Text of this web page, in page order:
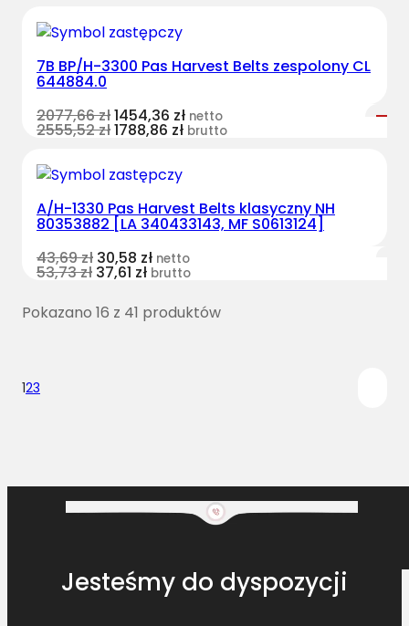
7B BP/H-3300 Pas Harvest Belts zespolony CL
644884.0
2077,66zł1454,36 zł netto
2555,52zł1788,86 zł brutto
A/H-1330 Pas Harvest Belts klasyczny NH
80353882 [LA 340433143, MF S0613124]
43,69zł 30,58 zł netto
53,73zł 37,61 zł brutto
Pokazano 16 z 41 produktów
123
Jesteśmy do dyspozycji